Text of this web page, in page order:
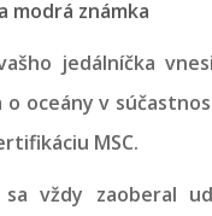
modrá známka
jedálníčka
oceány v
MSC.
vždy zaoberal